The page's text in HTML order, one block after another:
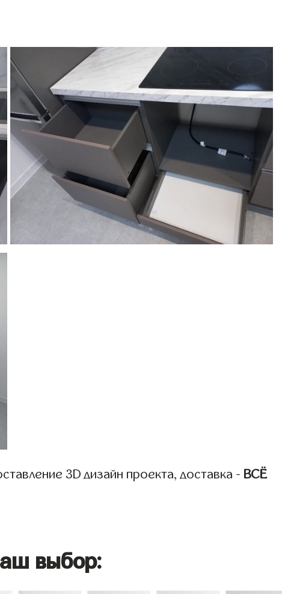
3D дизайн проекта, доставка - ВСЁ
выбор: